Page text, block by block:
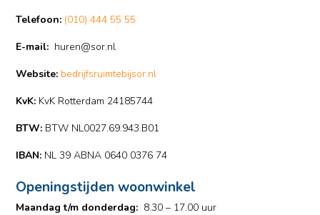
Telefoon: (010) 444 55 55
E-mail: huren@sor.nl
Website: bedrijfsruimtebijsor.nl
KvK: KvK Rotterdam 24185744
BTW: BTW NL0027.69.943.B01
IBAN: NL 39 ABNA 0640 0376 74
Openingstijden woonwinkel
Maandag t/m donderdag: 8.30 – 17.00 uur